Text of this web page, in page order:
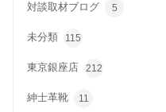
対談取材ブログ 5
未分類 115
東京銀座店 212
紳士革靴 11